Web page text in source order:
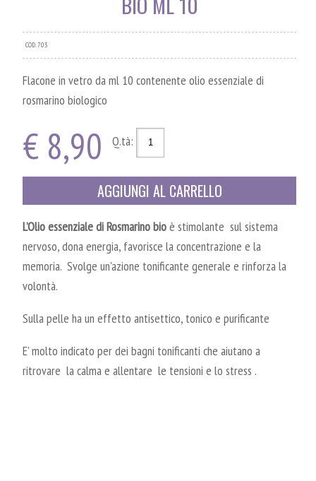
COD. 703
Flacone in vetro da ml 10 contenente olio essenziale di
rosmarino biologico
€ 8,90 Q.tà:
AGGIUNGI AL CARRELLO
L’Olio essenziale di Rosmarino bioè stimolante sul sistema
nervoso, dona energia, favorisce la concentrazione e la
memoria. Svolge un'azione tonificante generale e rinforza la
volontà.
Sulla pelle ha un effetto antisettico, tonico e purificante
E’ molto indicato per dei bagni tonificanti che aiutano a
ritrovare la calma e allentare le tensioni e lo stress .